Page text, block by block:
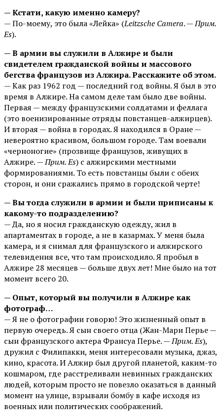
— Кстати, какую именно камеру?
— По-моему, это была «Лейка» (Leitzsche Camera. —Прим.
Es).
— В армии вы служили в Алжире и были
свидетелем гражданской войны и массового
бегства французов из Алжира. Расскажите об этом.
— Как раз 1962 год — последний год войны. Я был в это
время в Алжире. На самом деле там было две войны.
Первая — между французскими солдатами и феллага
(это военизированные отряды повстанцев-алжирцев).
И вторая — война в городах. Я находился в Оране —
невероятно красивом, большом городе. Там воевали
«черноногие» (прозвище французов, живущих в
Алжире. —Прим. Es) с алжирскими местными
формированиями. То есть повстанцы были с обеих
сторон, и они сражались прямо в городской черте!
— Вы тогда служили в армии и были приписаны к
какому-то подразделению?
— Да, но я носил гражданскую одежду, жил в
апартаментах в городе, а не в казармах. У меня была
камера, и я снимал для французского и алжирского
телевидения все, что там происходило. Я пробыл в
Алжире 28 месяцев — больше двух лет! Мне было на тот
момент всего 20.
— Опыт, который вы получили в Алжире как
фотограф…
— Я не о фотографии говорю! Это жизненный опыт в
первую очередь. Я сын своего отца (Жан-Мари Перье —
сын французского актера Франсуа Перье. —Прим. Es),
дружил с Филипакки, меня интересовали музыка, джаз,
кино, красота. И Алжир был другой планетой, каким-то
кошмаром, где расстреливали невинных гражданских
людей, которым просто не повезло оказаться в данный
момент на улице, взрывали бомбу в кафе исходя из
военных или политических соображений.